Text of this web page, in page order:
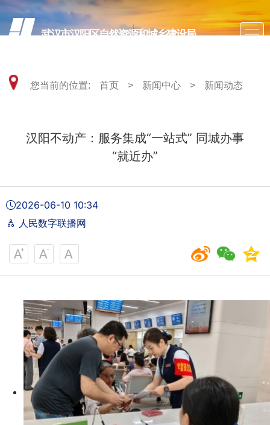
武汉市汉阳区自然资源和城乡建设局
您当前的位置: 首页 > 新闻中心 > 新闻动态
汉阳不动产：服务集成“一站式” 同城办事
“就近办”
2026-06-10 10:34
人民数字联播网